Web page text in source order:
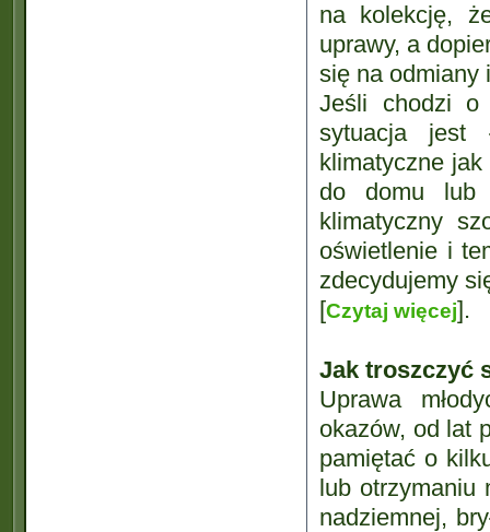
na kolekcję,
uprawy, a
się na odmiany
Jeśli chodzi o
sytuacja jest
klimatyczne
do domu lub
klimatyczny
oświetlenie i
zdecydujemy
[Czytaj więcej].
Jak troszczyć
Uprawa
okazów, od lat
pamiętać o
lub otrzymaniu
nadziemnej,